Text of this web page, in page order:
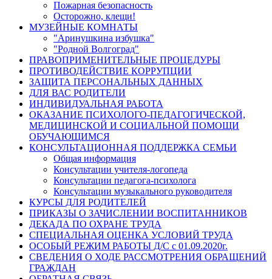
Пожарная безопасность
Осторожно, клещи!
МУЗЕЙНЫЕ КОМНАТЫ
"Аринушкина избушка"
"Родной Волгоград"
ПРАВОПРИМЕНИТЕЛЬНЫЕ ПРОЦЕДУРЫ
ПРОТИВОДЕЙСТВИЕ КОРРУПЦИИ
ЗАЩИТА ПЕРСОНАЛЬНЫХ ДАННЫХ
ДЛЯ ВАС РОДИТЕЛИ
ИНДИВИДУАЛЬНАЯ РАБОТА
ОКАЗАНИЕ ПСИХОЛОГО-ПЕДАГОГИЧЕСКОЙ,
МЕДИЦИНСКОЙ И СОЦИАЛЬНОЙ ПОМОЩИ
ОБУЧАЮЩИМСЯ
КОНСУЛЬТАЦИОННАЯ ПОДДЕРЖКА СЕМЬИ
Общая информация
Консультации учителя-логопеда
Консультации педагога-психолога
Консультации музыкального руководителя
КУРСЫ ДЛЯ РОДИТЕЛЕЙ
ПРИКАЗЫ О ЗАЧИСЛЕНИИ ВОСПИТАННИКОВ
ДЕКАДА ПО ОХРАНЕ ТРУДА
СПЕЦИАЛЬНАЯ ОЦЕНКА УСЛОВИЙ ТРУДА
ОСОБЫЙ РЕЖИМ РАБОТЫ Д/С с 01.09.2020г.
СВЕДЕНИЯ О ХОДЕ РАССМОТРЕНИЯ ОБРАЩЕНИЙ
ГРАЖДАН